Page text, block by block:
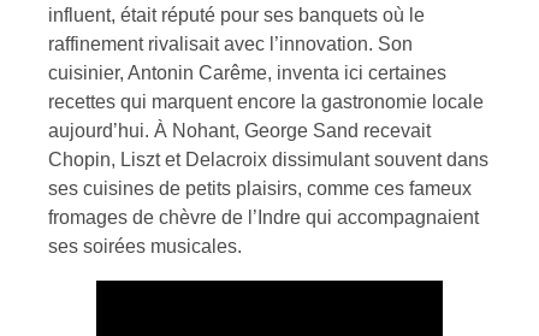
influent, était réputé pour ses banquets où le
raffinement rivalisait avec l’innovation. Son
cuisinier, Antonin Carême, inventa ici certaines
recettes qui marquent encore la gastronomie locale
aujourd’hui. À Nohant, George Sand recevait
Chopin, Liszt et Delacroix dissimulant souvent dans
ses cuisines de petits plaisirs, comme ces fameux
fromages de chèvre de l’Indre qui accompagnaient
ses soirées musicales.